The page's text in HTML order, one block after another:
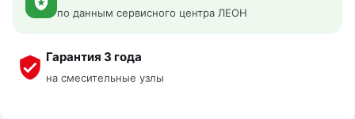
по данным сервисного центра ЛЕОН
Гарантия 3 года
на смесительные узлы